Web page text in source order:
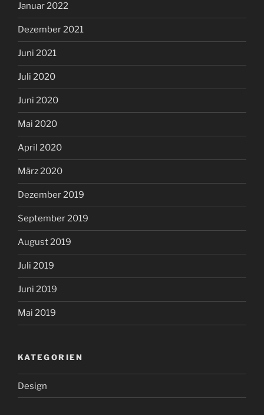
Januar 2022
Dezember 2021
Juni 2021
Juli 2020
Juni 2020
Mai 2020
April 2020
März 2020
Dezember 2019
September 2019
August 2019
Juli 2019
Juni 2019
Mai 2019
KATEGORIEN
Design